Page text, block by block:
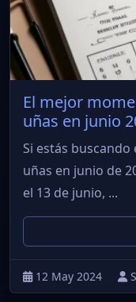
El mejor
uñas en junio
Si estás
uñas en junio de
el 13 de junio, ...
12 May 2024